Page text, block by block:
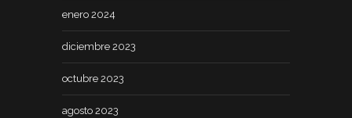
enero 2024
diciembre 2023
octubre 2023
agosto 2023